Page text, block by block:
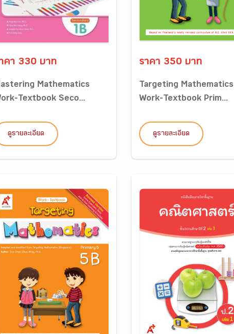
คา 330 บาท
Mathematics
Textbook Seco...
ดูรายละเอียด
ราคา 350 บาท
Targeting Mathematics
Work-Textbook Prim...
ดูรายละเอียด